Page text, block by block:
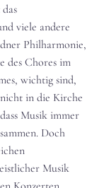
viele andere
Philharmonie,
des Chores im
wichtig sind,
in die Kirche
Musik immer
Doch
Musik